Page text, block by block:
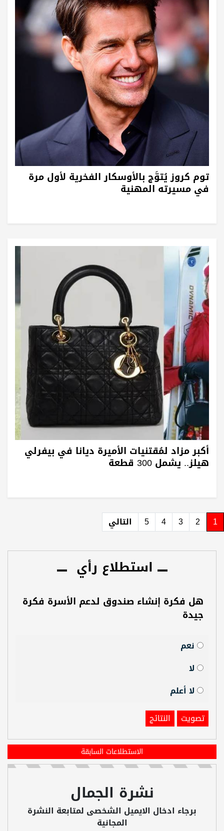
توم كروز يُتوَّج بالأوسكار الفخرية لأول مرة
في مسيرته المهنية
أكبر مزاد لمُقتنيات الأميرة ديانا في بيفرلي
هيلز.. يشمل 300 قطعة
1
2
3
4
5 التالي
استطلاع رأي
هل فكرة إنشاء صندوق لدعم الأسرة فكرة
جيدة
نعم
لا
لا أعلم
تصويت
النتائج
الاستطلاعات السابقة
نشرة الجمال
برجاء ادخال الايميل الشخصى لمتابعة النشرة
المجانية